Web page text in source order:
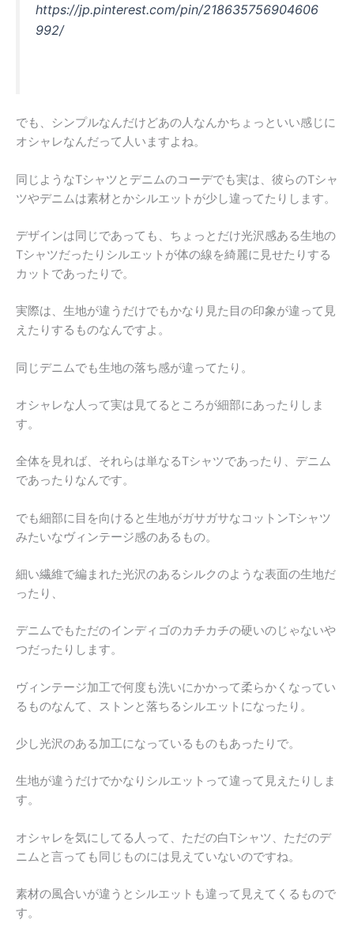
https://jp.pinterest.com/pin/218635756904606
992/
でも、シンプルなんだけどあの人なんかちょっといい感じに
オシャレなんだって人いますよね。
同じようなTシャツとデニムのコーデでも実は、彼らのTシャ
ツやデニムは素材とかシルエットが少し違ってたりします。
デザインは同じであっても、ちょっとだけ光沢感ある生地の
Tシャツだったりシルエットが体の線を綺麗に見せたりする
カットであったりで。
実際は、生地が違うだけでもかなり見た目の印象が違って見
えたりするものなんですよ。
同じデニムでも生地の落ち感が違ってたり。
オシャレな人って実は見てるところが細部にあったりしま
す。
全体を見れば、それらは単なるTシャツであったり、デニム
であったりなんです。
でも細部に目を向けると生地がガサガサなコットンTシャツ
みたいなヴィンテージ感のあるもの。
細い繊維で編まれた光沢のあるシルクのような表面の生地だ
ったり、
デニムでもただのインディゴのカチカチの硬いのじゃないや
つだったりします。
ヴィンテージ加工で何度も洗いにかかって柔らかくなってい
るものなんて、ストンと落ちるシルエットになったり。
少し光沢のある加工になっているものもあったりで。
生地が違うだけでかなりシルエットって違って見えたりしま
す。
オシャレを気にしてる人って、ただの白Tシャツ、ただのデ
ニムと言っても同じものには見えていないのですね。
素材の風合いが違うとシルエットも違って見えてくるもので
す。